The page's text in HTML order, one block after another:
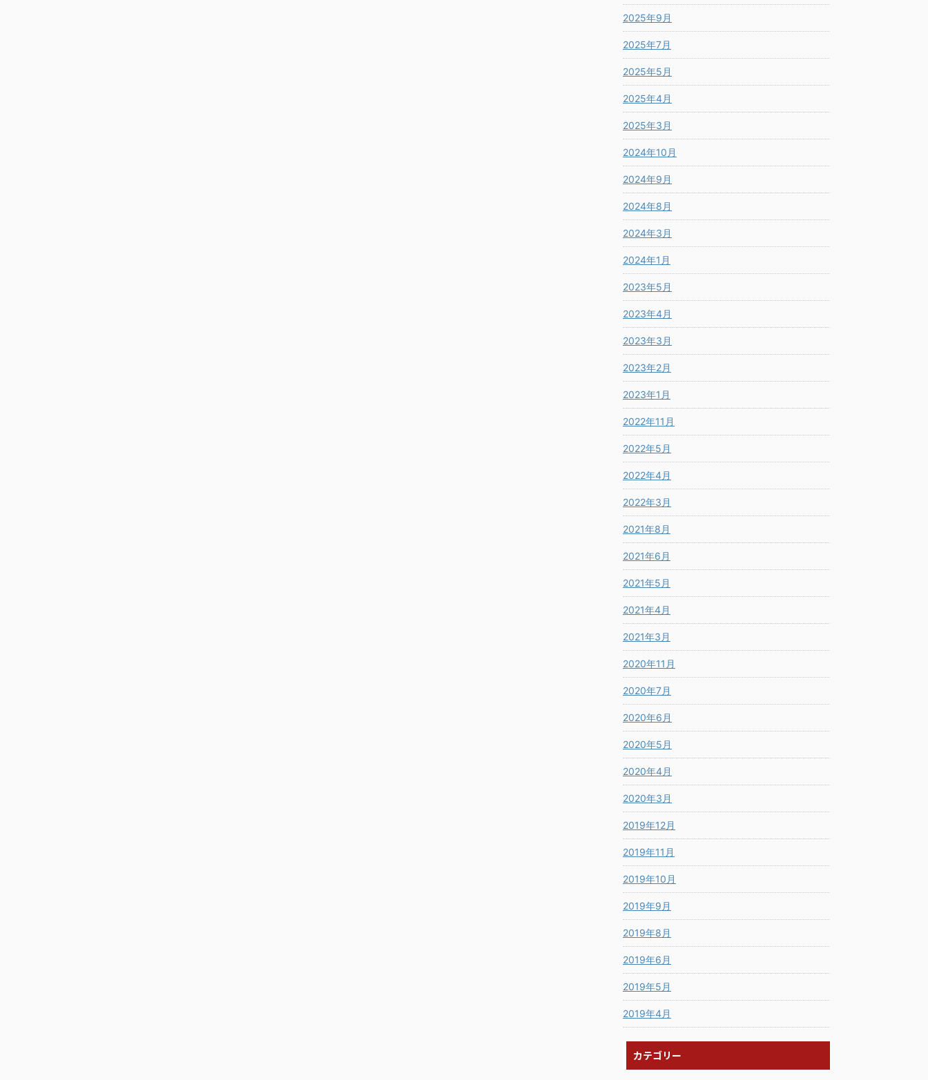
2025年9月
2025年7月
2025年5月
2025年4月
2025年3月
2024年10月
2024年9月
2024年8月
2024年3月
2024年1月
2023年5月
2023年4月
2023年3月
2023年2月
2023年1月
2022年11月
2022年5月
2022年4月
2022年3月
2021年8月
2021年6月
2021年5月
2021年4月
2021年3月
2020年11月
2020年7月
2020年6月
2020年5月
2020年4月
2020年3月
2019年12月
2019年11月
2019年10月
2019年9月
2019年8月
2019年6月
2019年5月
2019年4月
カテゴリー